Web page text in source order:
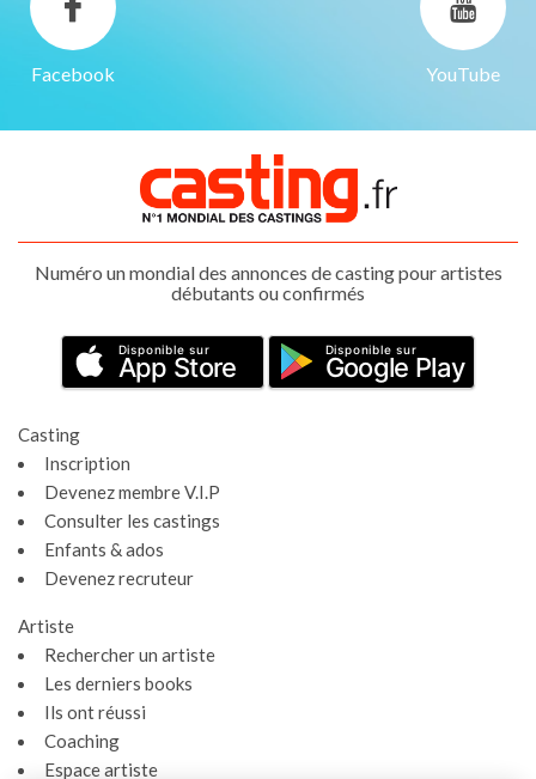
Facebook YouTube
Numéro un mondial des annonces de casting pour artistes
débutants ou confirmés
Disponible sur
App Store
Disponible sur
Google Play
Casting
Inscription
Devenez membre V.I.P
Consulter les castings
Enfants & ados
Devenez recruteur
Artiste
Rechercher un artiste
Les derniers books
Ils ont réussi
Coaching
Espace artiste